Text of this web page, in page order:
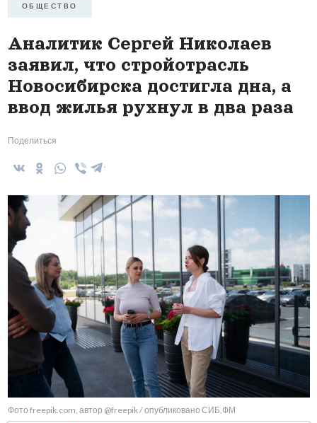
ОБЩЕСТВО
Аналитик Сергей Николаев
заявил, что стройотрасль
Новосибирска достигла дна, а
ввод жилья рухнул в два раза
Поделиться
Фото freepik.com, автор @freepik / опубликовано СИБ.ФМ